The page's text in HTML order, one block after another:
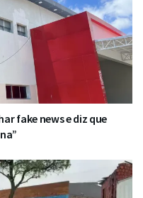
fake news e diz que